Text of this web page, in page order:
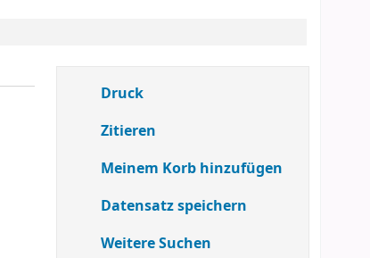
Druck
Zitieren
Meinem Korb hinzufügen
Datensatz speichern
Weitere Suchen